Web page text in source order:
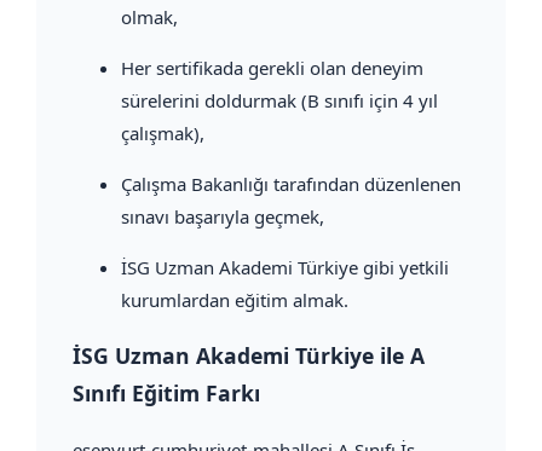
olmak,
Her sertifikada gerekli olan deneyim
sürelerini doldurmak (B sınıfı için 4 yıl
çalışmak),
Çalışma Bakanlığı tarafından düzenlenen
sınavı başarıyla geçmek,
İSG Uzman Akademi Türkiye gibi yetkili
kurumlardan eğitim almak.
İSG Uzman Akademi Türkiye ile A
Sınıfı Eğitim Farkı